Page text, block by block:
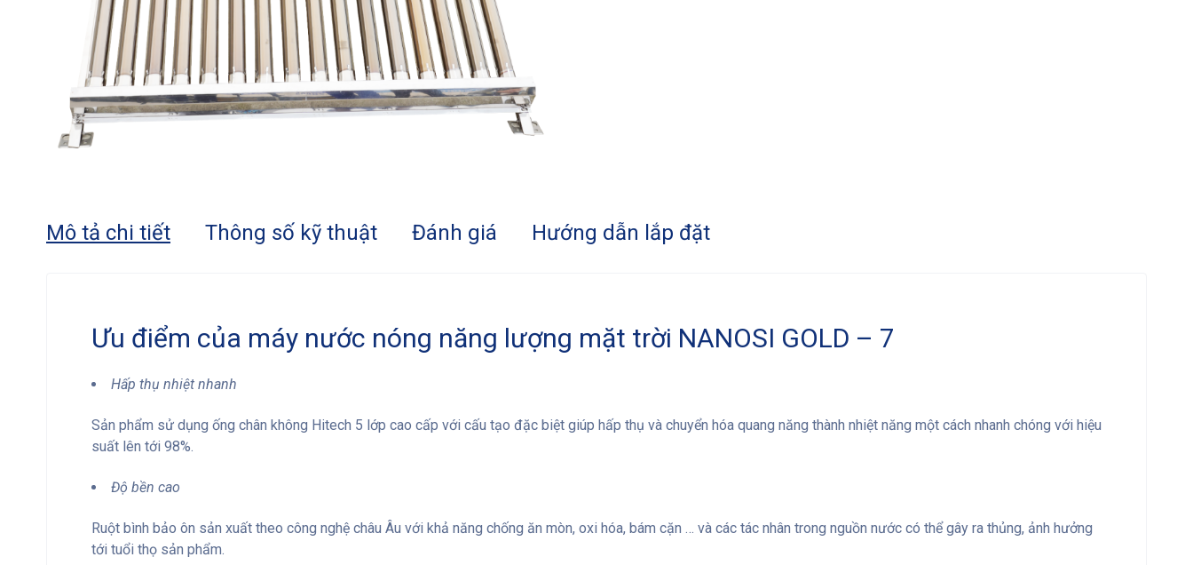
Mô tả chi tiết Thông số kỹ thuật Đánh giá Hướng dẫn lắp đặt
Ưu điểm của máy nước nóng năng lượng mặt trời NANOSI GOLD – 7
Hấp thụ nhiệt nhanh
Sản phẩm sử dụng ống chân không Hitech 5 lớp cao cấp với cấu tạo đặc biệt giúp hấp thụ và chuyển hóa quang năng thành nhiệt năng một cách nhanh chóng với hiệu
suất lên tới 98%.
Độ bền cao
Ruột bình bảo ôn sản xuất theo công nghệ châu Âu với khả năng chống ăn mòn, oxi hóa, bám cặn … và các tác nhân trong nguồn nước có thể gây ra thủng, ảnh hưởng
tới tuổi thọ sản phẩm.